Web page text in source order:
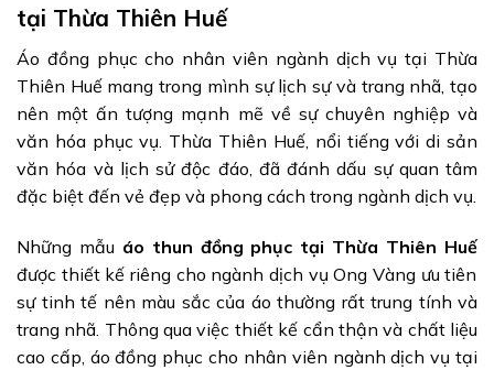
tại Thừa Thiên Huế
Áo đồng phục cho nhân viên ngành dịch vụ tại Thừa
Thiên Huế mang trong mình sự lịch sự và trang nhã, tạo
nên một ấn tượng mạnh mẽ về sự chuyên nghiệp và
văn hóa phục vụ. Thừa Thiên Huế, nổi tiếng với di sản
văn hóa và lịch sử độc đáo, đã đánh dấu sự quan tâm
đặc biệt đến vẻ đẹp và phong cách trong ngành dịch vụ.
Những mẫu áo thun đồng phục tại Thừa Thiên Huế
được thiết kế riêng cho ngành dịch vụ Ong Vàng ưu tiên
sự tinh tế nên màu sắc của áo thường rất trung tính và
trang nhã. Thông qua việc thiết kế cẩn thận và chất liệu
cao cấp, áo đồng phục cho nhân viên ngành dịch vụ tại